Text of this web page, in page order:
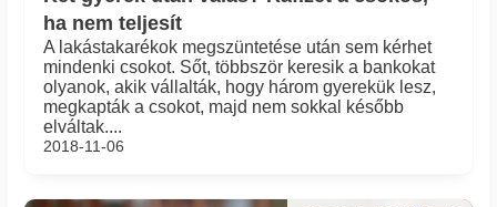
ha nem teljesít
A lakástakarékok megszüntetése után sem kérhet
mindenki csokot. Sőt, többször keresik a bankokat
olyanok, akik vállalták, hogy három gyerekük lesz,
megkapták a csokot, majd nem sokkal később
elváltak....
2018-11-06